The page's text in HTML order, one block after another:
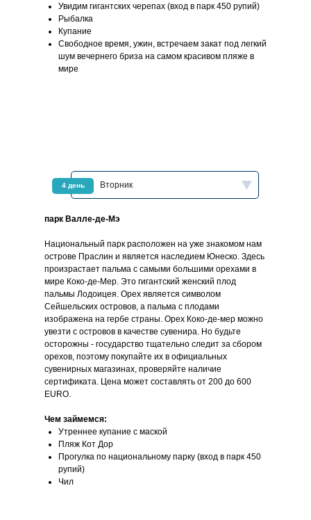
Увидим гигантских черепах (вход в парк 450 рупий)
Рыбалка
Купание
Свободное время, ужин, встречаем закат под легкий
шум вечернего бриза на самом красивом пляже в
мире
4 день Вторник
парк Валле-де-Мэ
Национальный парк расположен на уже знакомом нам
острове Праслин и является наследием Юнеско. Здесь
произрастает пальма с самыми большими орехами в
мире Коко-де-Мер. Это гигантский женский плод
пальмы Лодоицея. Орех является символом
Сейшельских островов, а пальма с плодами
изображена на гербе страны. Орех Коко-де-мер можно
увезти с островов в качестве сувенира. Но будьте
осторожны - государство тщательно следит за сбором
орехов, поэтому покупайте их в официальных
сувенирных магазинах, проверяйте наличие
сертификата. Цена может составлять от 200 до 600
EURO.
Чем займемся:
Утреннее купание с маской
Пляж Кот Дор
Прогулка по национальному парку (вход в парк 450
рупий)
Чил